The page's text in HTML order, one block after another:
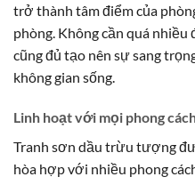
trở thành tâm điểm của
phòng. Không cần quá nhiều
cũng đủ tạo nên sự sang
không gian sống.
Linh hoạt với mọi phong
Tranh sơn dầu trừu tượng
hòa hợp với nhiều phong